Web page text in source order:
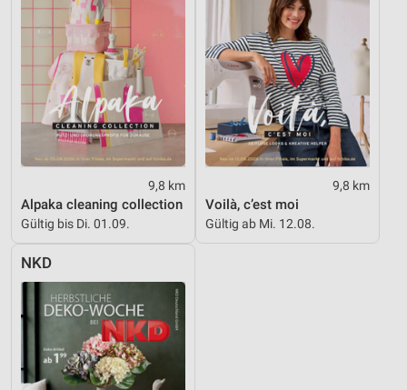
9,8 km
Alpaka cleaning collection
Gültig bis Di. 01.09.
9,8 km
Voilà, c’est moi
Gültig ab Mi. 12.08.
NKD